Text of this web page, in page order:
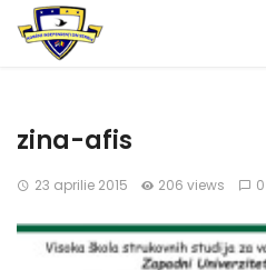
zina-afis
23 aprilie 2015 206 views 0